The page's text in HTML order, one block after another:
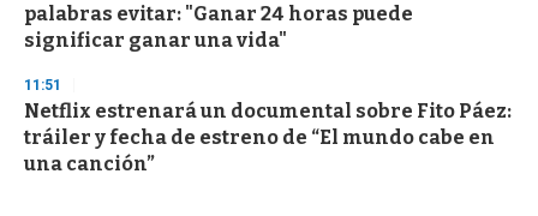
palabras evitar: "Ganar 24 horas puede
significar ganar una vida"
11:51
Netflix estrenará un documental sobre Fito Páez:
tráiler y fecha de estreno de “El mundo cabe en
una canción”